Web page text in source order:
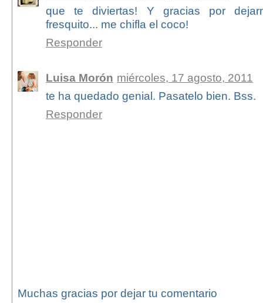
que te diviertas! Y gracias por
fresquito... me chifla el coco!
Responder
Luisa Morón miércoles, 17 agosto, 2011
te ha quedado genial. Pasatelo bien. Bss.
Responder
Muchas gracias por dejar tu comentario